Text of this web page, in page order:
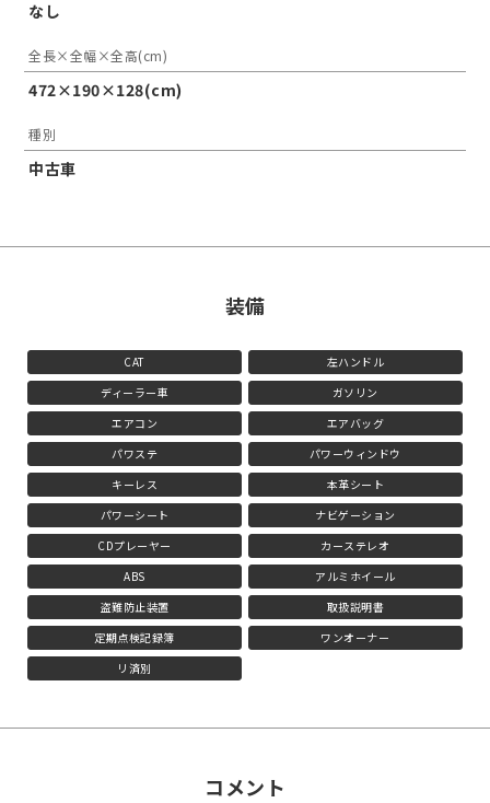
なし
全長×全幅×全高(cm)
472×190×128(cm)
種別
中古車
装備
CAT
左ハンドル
ディーラー車
ガソリン
エアコン
エアバッグ
パワステ
パワーウィンドウ
キーレス
本革シート
パワーシート
ナビゲーション
CDプレーヤー
カーステレオ
ABS
アルミホイール
盗難防止装置
取扱説明書
定期点検記録簿
ワンオーナー
リ済別
コメント